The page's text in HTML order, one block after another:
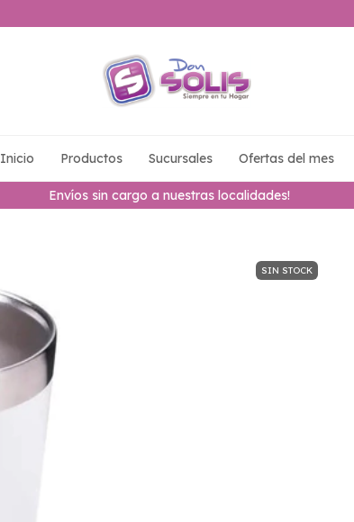
Envíos sin cargo a nuestras localidades!
Inicio Productos Sucursales Ofertas del mes
SIN STOCK